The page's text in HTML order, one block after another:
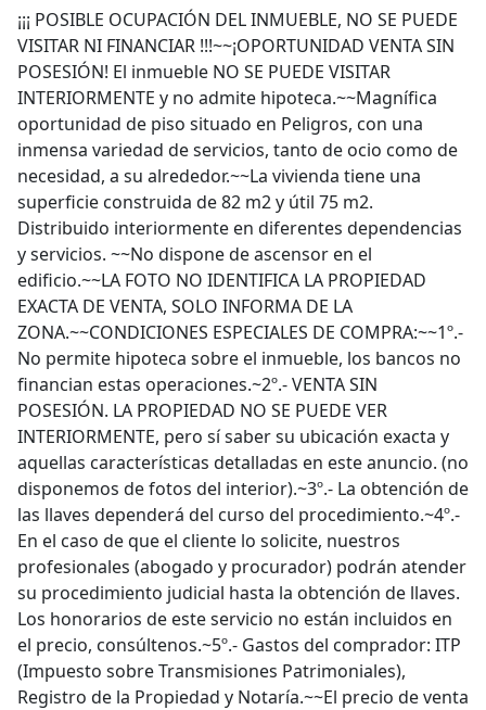
¡¡¡ POSIBLE OCUPACIÓN DEL INMUEBLE, NO SE PUEDE
VISITAR NI FINANCIAR !!!~~¡OPORTUNIDAD VENTA SIN
POSESIÓN! El inmueble NO SE PUEDE VISITAR
INTERIORMENTE y no admite hipoteca.~~Magnífica
oportunidad de piso situado en Peligros, con una
inmensa variedad de servicios, tanto de ocio como de
necesidad, a su alrededor.~~La vivienda tiene una
superficie construida de 82 m2 y útil 75 m2.
Distribuido interiormente en diferentes dependencias
y servicios. ~~No dispone de ascensor en el
edificio.~~LA FOTO NO IDENTIFICA LA PROPIEDAD
EXACTA DE VENTA, SOLO INFORMA DE LA
ZONA.~~CONDICIONES ESPECIALES DE COMPRA:~~1º.-
No permite hipoteca sobre el inmueble, los bancos no
financian estas operaciones.~2º.- VENTA SIN
POSESIÓN. LA PROPIEDAD NO SE PUEDE VER
INTERIORMENTE, pero sí saber su ubicación exacta y
aquellas características detalladas en este anuncio. (no
disponemos de fotos del interior).~3º.- La obtención de
las llaves dependerá del curso del procedimiento.~4º.-
En el caso de que el cliente lo solicite, nuestros
profesionales (abogado y procurador) podrán atender
su procedimiento judicial hasta la obtención de llaves.
Los honorarios de este servicio no están incluidos en
el precio, consúltenos.~5º.- Gastos del comprador: ITP
(Impuesto sobre Transmisiones Patrimoniales),
Registro de la Propiedad y Notaría.~~El precio de venta